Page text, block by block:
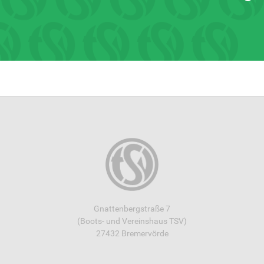
Gnattenbergstraße 7
(Boots- und Vereinshaus TSV)
27432 Bremervörde